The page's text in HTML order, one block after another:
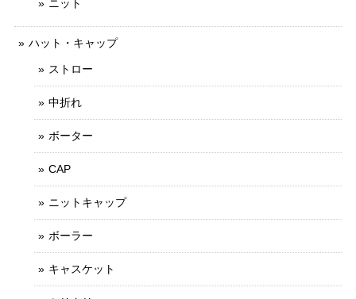
ニット
ハット・キャップ
ストロー
中折れ
ボーター
CAP
ニットキャップ
ボーラー
キャスケット